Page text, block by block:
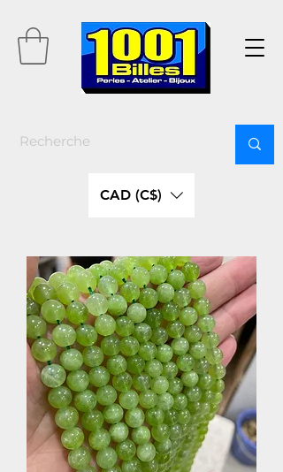
CAD (C$)